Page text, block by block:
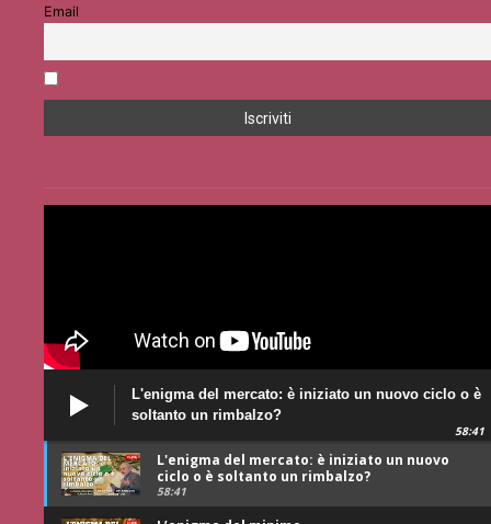
Email
L'enigma del mercato: è iniziato un nuovo ciclo o è
soltanto un rimbalzo?
58:41
L'enigma del mercato: è iniziato un nuovo
ciclo o è soltanto un rimbalzo?
58:41